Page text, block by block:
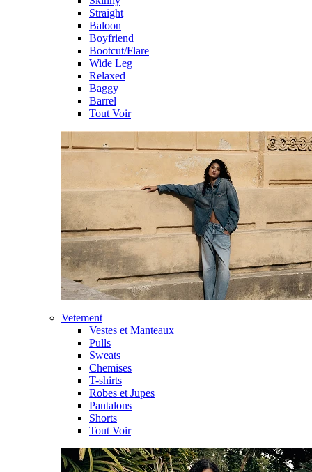
Straight
Baloon
Boyfriend
Bootcut/Flare
Wide Leg
Relaxed
Baggy
Barrel
Tout Voir
Vetement
Vestes et Manteaux
Pulls
Sweats
Chemises
T-shirts
Robes et Jupes
Pantalons
Shorts
Tout Voir